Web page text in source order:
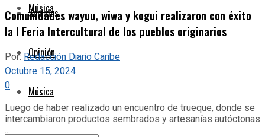
Música
Sociales
Opinión
Música
Comunidades wayuu, wiwa y kogui realizaron con éxito
la I Feria Intercultural de los pueblos originarios
Por: Redacción Diario Caribe
Octubre 15, 2024
0
Luego de haber realizado un encuentro de trueque, donde se
intercambiaron productos sembrados y artesanías autóctonas
...